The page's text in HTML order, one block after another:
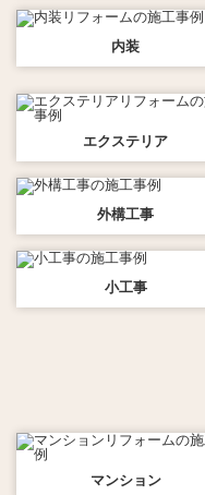
内装
エクステリア
外構工事
小工事
マンション